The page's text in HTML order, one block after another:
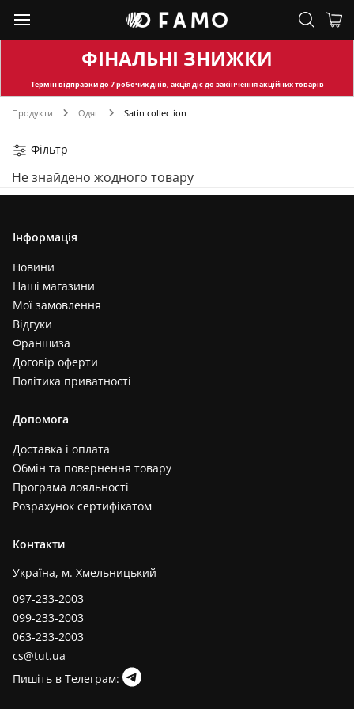
ФІНАЛЬНІ ЗНИЖКИ
Термін відправкидо 7 робочих днів, акція діє до закінчення акційних товарів
Продукти Одяг Satin collection
Фільтр
Не знайдено жодного товару
Інформація
Новини
Наші магазини
Мої замовлення
Відгуки
Франшиза
Договір оферти
Політика приватності
Допомога
Доставка і оплата
Обмін та повернення товару
Програма лояльності
Розрахунок сертифікатом
Контакти
Україна, м. Хмельницький
097-233-2003
099-233-2003
063-233-2003
cs@tut.ua
Пишіть в Телеграм: